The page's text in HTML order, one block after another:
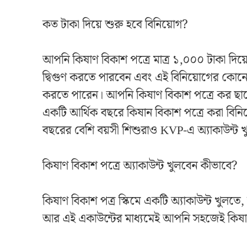
কত টাকা দিয়ে শুরু হবে বিনিয়োগ?
আপনি কিষাণ বিকাশ পত্রে মাত্র ১,০০০ টাকা
দ্বিগুণ করতে পারবেন এবং এই বিনিয়োগের
করতে পারেন। আপনি কিষাণ বিকাশ পত্রে কর
একটি আর্থিক বছরে কিষান বিকাশ পত্রে করা
বছরের বেশি বয়সী শিশুরাও KVP-এ অ্যাকাউন্ট
কিষাণ বিকাশ পত্রে অ্যাকাউন্ট খুলবেন কীভাবে?
কিষাণ বিকাশ পত্র স্কিমে একটি অ্যাকাউন্ট
আর এই একাউন্টের মাধ্যমেই আপনি সহজেই